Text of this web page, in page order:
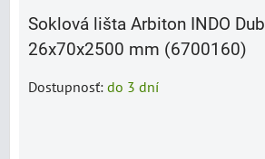
Soklová lišta Arbiton INDO
26x70x2500 mm (6700160)
Dostupnosť: do 3 dní